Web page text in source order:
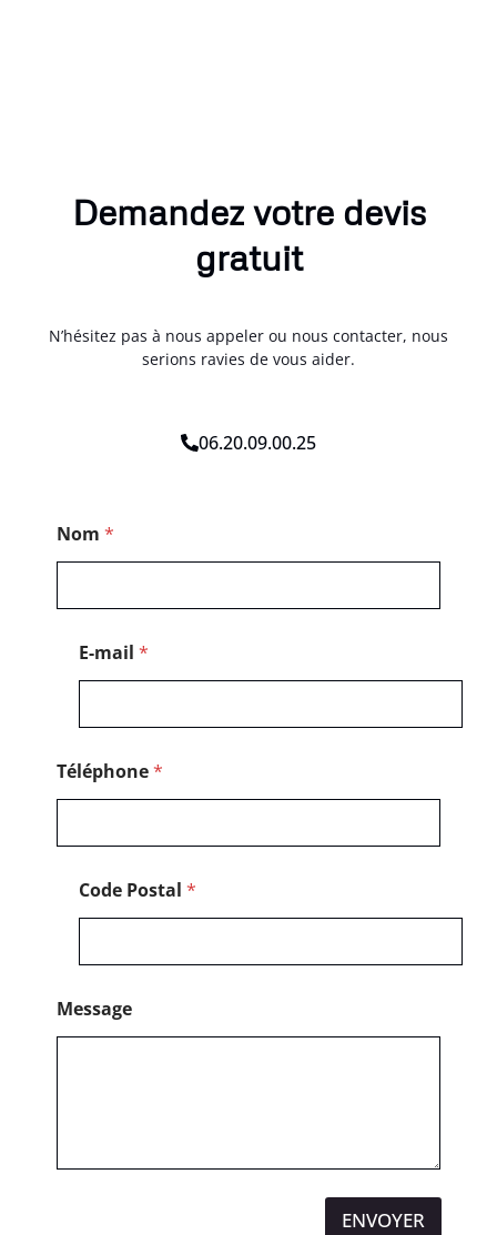
Demandez votre devis
gratuit
N’hésitez pas à nous appeler ou nous contacter, nous
serions ravies de vous aider.
06.20.09.00.25
Nom *
E-mail *
Téléphone*
Code Postal *
Message
ENVOYER